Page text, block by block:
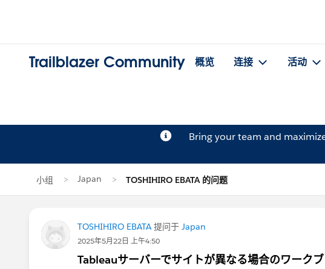
Trailblazer Community 概览 连接 活动
Bring your team and
小组 Japan TOSHIHIRO EBATA 的问题
TOSHIHIRO EBATA 提问于 Japan
2025年5月22日 上午4:50
Tableauサーバーでサイトが異なる場合のワーク